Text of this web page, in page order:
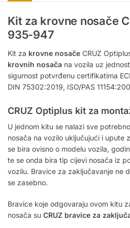
Kit za krovne nosače
935-947
Kit za krovne nosače CRUZ
krovnih nosača na vozila uz
sigurnost potvrđenu certifikatima
DIN 75302:2019, ISO/PAS
CRUZ Optiplus kit za
U jednom kitu se nalazi sve
nosača na vozilo uključujući i upute
se bira ovisno o modelu vozila,
te se onda bira tip cijevi nosača iz
vozilu. Bravice za zaključavanje ne
se zasebno.
Bravice koje odgovaraju ovom kitu
nosača su CRUZ bravice za